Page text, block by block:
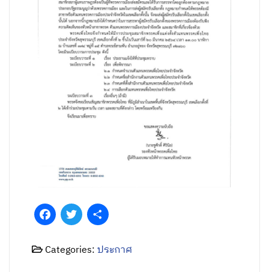
FacebookTwitter
Categories:ประกาศ